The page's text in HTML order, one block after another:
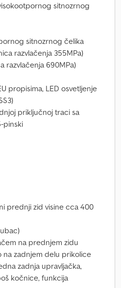
sitnozrnog
sitnozrnog čelika
razvlačenja 355MPa)
razvlačenja 690MPa)
propisima, LED osvetljenje
priključnoj traci sa
pinski
prednji zid visine cca 400
na prednjem zidu
na zadnjem delu prikolice
zadnja upravljačka,
kočnice, funkcija